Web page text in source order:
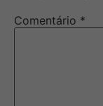
Comentário *